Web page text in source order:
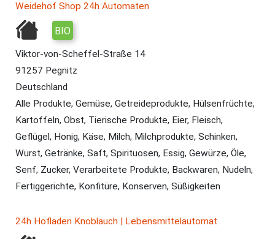
Weidehof Shop 24h Automaten
BIO
Viktor-von-Scheffel-Straße 14
91257 Pegnitz
Deutschland
Alle Produkte, Gemüse, Getreideprodukte, Hülsenfrüchte,
Kartoffeln, Obst, Tierische Produkte, Eier, Fleisch,
Geflügel, Honig, Käse, Milch, Milchprodukte, Schinken,
Wurst, Getränke, Saft, Spirituosen, Essig, Gewürze, Öle,
Senf, Zucker, Verarbeitete Produkte, Backwaren, Nudeln,
Fertiggerichte, Konfitüre, Konserven, Süßigkeiten
24h Hofladen Knoblauch | Lebensmittelautomat